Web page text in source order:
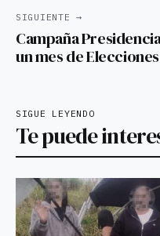
SIGUIENTE →
Campaña
un mes de
SIGUE LEYENDO
Te puede